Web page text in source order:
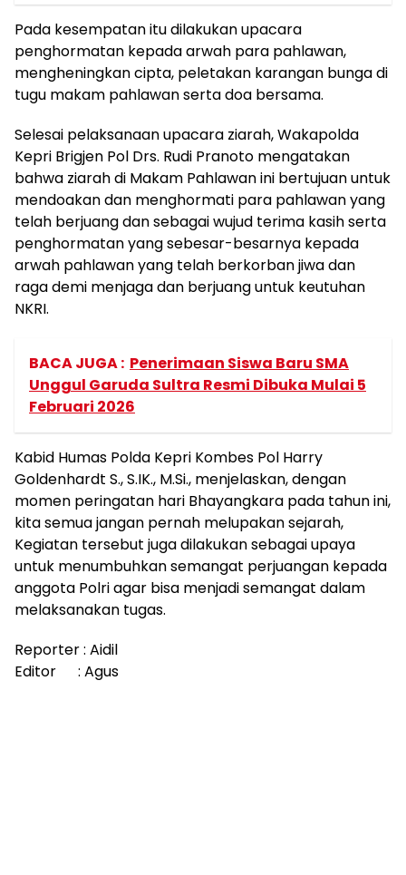
Pada kesempatan itu dilakukan upacara
penghormatan kepada arwah para pahlawan,
mengheningkan cipta, peletakan karangan bunga di
tugu makam pahlawan serta doa bersama.
Selesai pelaksanaan upacara ziarah, Wakapolda
Kepri Brigjen Pol Drs. Rudi Pranoto mengatakan
bahwa ziarah di Makam Pahlawan ini bertujuan untuk
mendoakan dan menghormati para pahlawan yang
telah berjuang dan sebagai wujud terima kasih serta
penghormatan yang sebesar-besarnya kepada
arwah pahlawan yang telah berkorban jiwa dan
raga demi menjaga dan berjuang untuk keutuhan
NKRI.
BACA JUGA : Penerimaan Siswa Baru SMA
Unggul Garuda Sultra Resmi Dibuka Mulai 5
Februari 2026
Kabid Humas Polda Kepri Kombes Pol Harry
Goldenhardt S., S.IK., M.Si., menjelaskan, dengan
momen peringatan hari Bhayangkara pada tahun ini,
kita semua jangan pernah melupakan sejarah,
Kegiatan tersebut juga dilakukan sebagai upaya
untuk menumbuhkan semangat perjuangan kepada
anggota Polri agar bisa menjadi semangat dalam
melaksanakan tugas.
Reporter : Aidil
Editor : Agus